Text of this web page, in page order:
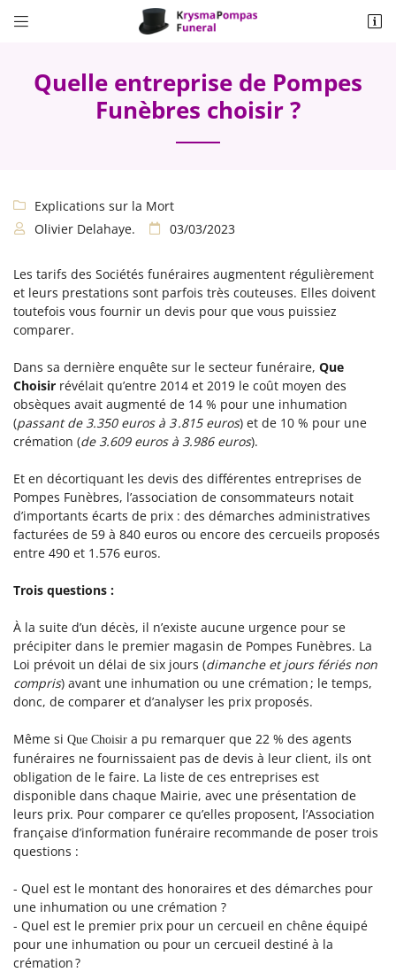
 
34 Bis Rue Marcel Sembat
01 70 29 60 70
 Adresse email de réception
En cochant cette case, vous consentez à recevoir nos propositions commerciales à
l'adresse email indiqué ci-dessus. Vous pouvez vous désinscrire à tout moment en
utilisantle formulaire de désinscription.
Inscription
Quelle entreprise de Pompes
Funèbres choisir ?
 Explications sur la Mort
 Olivier Delahaye.  03/03/2023
Les tarifs des Sociétés funéraires augmentent régulièrement
et leurs prestations sont parfois très couteuses. Elles doivent
toutefois vous fournir un devis pour que vous puissiez
comparer.
Dans sa dernière enquête sur le secteur funéraire, Que
Choisir révélait qu’entre 2014 et 2019 le coût moyen des
obsèques avait augmenté de 14 % pour une inhumation
(passant de 3.350 euros à 3 .815 euros) et de 10 % pour une
crémation (de 3.609 euros à 3.986 euros).
Et en décortiquant les devis des différentes entreprises de
Pompes Funèbres, l’association de consommateurs notait
d’importants écarts de prix : des démarches administratives
facturées de 59 à 840 euros ou encore des cercueils proposés
entre 490 et 1.576 euros.
Trois questions :
À la suite d’un décès, il n’existe aucune urgence pour se
précipiter dans le premier magasin de Pompes Funèbres. La
Loi prévoit un délai de six jours (dimanche et jours fériés non
compris) avant une inhumation ou une crémation ; le temps,
donc, de comparer et d’analyser les prix proposés.
Même si Que Choisir a pu remarquer que 22 % des agents
funéraires ne fournissaient pas de devis à leur client, ils ont
obligation de le faire. La liste de ces entreprises est
disponible dans chaque Mairie, avec une présentation de
leurs prix. Pour comparer ce qu’elles proposent, l’Association
française d’information funéraire recommande de poser trois
questions :
- Quel est le montant des honoraires et des démarches pour
une inhumation ou une crémation ?
- Quel est le premier prix pour un cercueil en chêne équipé
pour une inhumation ou pour un cercueil destiné à la
crémation ?